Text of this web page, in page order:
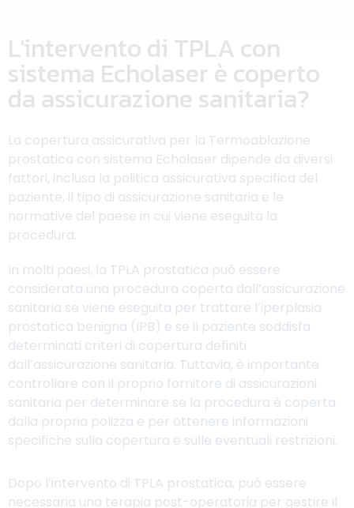
L'intervento di TPLA con
sistema Echolaser è coperto
da assicurazione sanitaria?
La copertura assicurativa per la Termoablazione
prostatica con sistema Echolaser dipende da diversi
fattori, inclusa la politica assicurativa specifica del
paziente, il tipo di assicurazione sanitaria e le
normative del paese in cui viene eseguita la
procedura.
In molti paesi, la TPLA prostatica può essere
considerata una procedura coperta dall’assicurazione
sanitaria se viene eseguita per trattare l’iperplasia
prostatica benigna (IPB) e se il paziente soddisfa
determinati criteri di copertura definiti
dall’assicurazione sanitaria. Tuttavia, è importante
controllare con il proprio fornitore di assicurazioni
sanitaria per determinare se la procedura è coperta
dalla propria polizza e per ottenere informazioni
specifiche sulla copertura e sulle eventuali restrizioni.
Dopo l’intervento di TPLA prostatica, può essere
necessaria una terapia post-operatoria per gestire il